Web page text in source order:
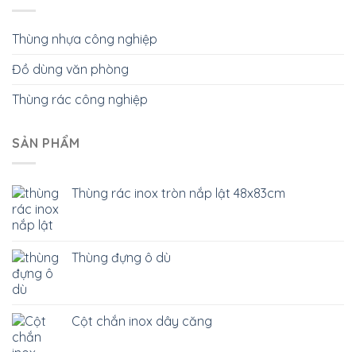
Thùng nhựa công nghiệp
Đồ dùng văn phòng
Thùng rác công nghiệp
SẢN PHẨM
Thùng rác inox tròn nắp lật 48x83cm
Thùng đựng ô dù
Cột chắn inox dây căng